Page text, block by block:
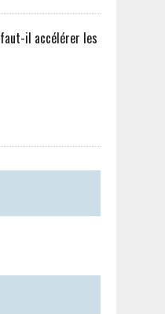
faut-il accélérer les